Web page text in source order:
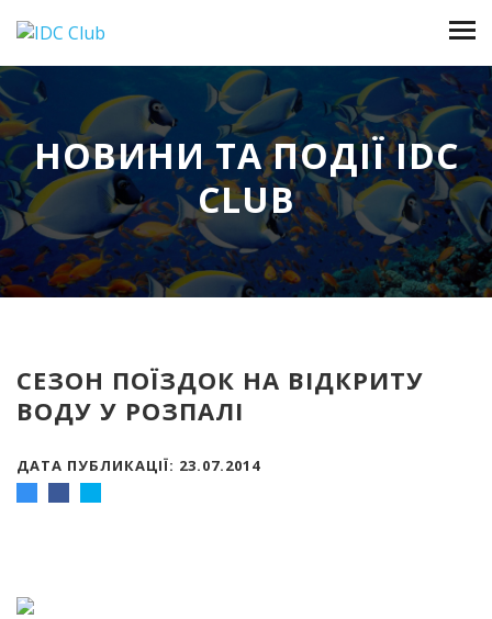
НОВИНИ ТА ПОДІЇ IDC
CLUB
СЕЗОН ПОЇЗДОК НА ВІДКРИТУ
ВОДУ У РОЗПАЛІ
ДАТА ПУБЛИКАЦІЇ: 23.07.2014